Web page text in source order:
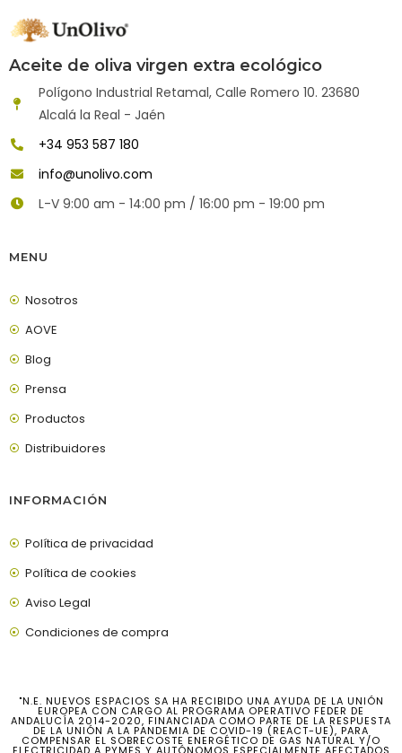
Aceite de oliva virgen extra ecológico
Polígono Industrial Retamal, Calle Romero 10. 23680
Alcalá la Real - Jaén
+34 953 587 180
info@unolivo.com
L-V 9:00 am - 14:00 pm / 16:00 pm - 19:00 pm
MENU
Nosotros
AOVE
Blog
Prensa
Productos
Distribuidores
INFORMACIÓN
Política de privacidad
Política de cookies
Aviso Legal
Condiciones de compra
"N.E. NUEVOS ESPACIOS SA HA RECIBIDO UNA AYUDA DE LA UNIÓN
EUROPEA CON CARGO AL PROGRAMA OPERATIVO FEDER DE
ANDALUCÍA 2014-2020, FINANCIADA COMO PARTE DE LA RESPUESTA
DE LA UNIÓN A LA PANDEMIA DE COVID-19 (REACT-UE), PARA
COMPENSAR EL SOBRECOSTE ENERGÉTICO DE GAS NATURAL Y/O
ELECTRICIDAD A PYMES Y AUTÓNOMOS ESPECIALMENTE AFECTADOS